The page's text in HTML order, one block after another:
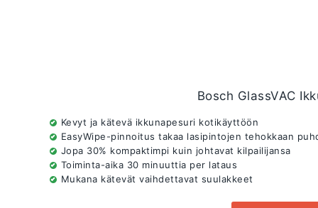
Bosch GlassVAC
Kevyt ja kätevä ikkunapesuri kotikäyttöön
EasyWipe-pinnoitus takaa lasipintojen tehokkaan
Jopa 30% kompaktimpi kuin johtavat kilpailijansa
Toiminta-aika 30 minuuttia per lataus
Mukana kätevät vaihdettavat suulakkeet